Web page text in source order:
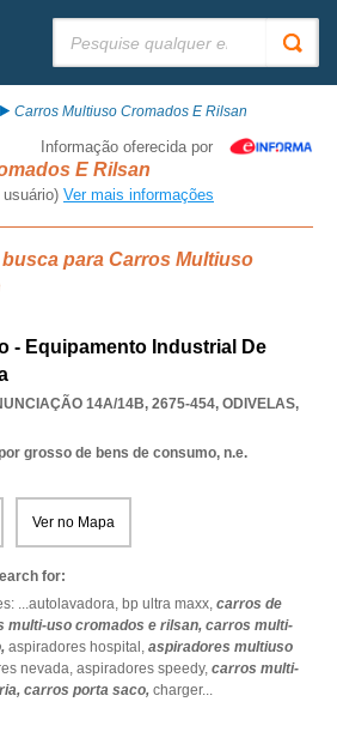
Carros Multiuso Cromados E Rilsan
Informação oferecida por
E Rilsan
Ver mais informações
para Carros Multiuso
- Equipamento Industrial De
14A/14B, 2675-454, ODIVELAS,
grosso de bens de consumo, n.e.
Ver no Mapa
for:
...autolavadora, bp ultra maxx, carros de
multi-uso cromados e rilsan, carros multi-
aspiradores hospital, aspiradores multiuso
nevada, aspiradores speedy, carros multi-
carros porta saco, charger...